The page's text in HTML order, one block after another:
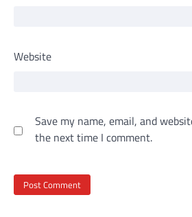
Website
Save my name, email, and
the next time I comment.